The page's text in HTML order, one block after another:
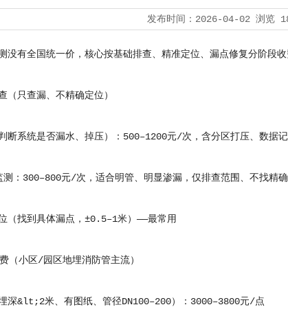
发布时间： 2026-04-02 浏览
有全国统一价，核心按基础排查、精准定位、漏点修复分阶段收
只查漏、不精确定位）
系统是否漏水、掉压）：500–1200元/次，含分区打压、数据记
300–800元/次，适合明管、明显渗漏，仅排查范围、不找精
找到具体漏点，±0.5–1米）——最常用
小区/园区地埋消防管主流）
&lt;2米、有图纸、管径DN100–200）：3000–3800元/点